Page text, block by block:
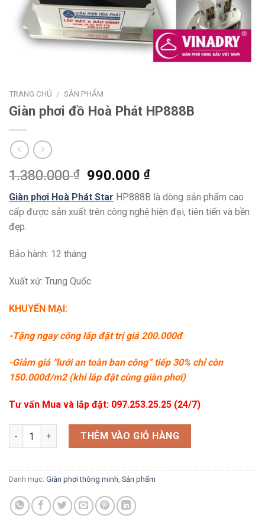
TRANG CHỦ / SẢN PHẨM
Giàn phơi đồ Hoà Phát HP888B
1.380.000₫ 990.000₫
Giàn phơi Hoà Phát Star HP888B là dòng sản phẩm cao
cấp được sản xuất trên công nghệ hiện đại, tiên tiến và bền
đẹp.
Bảo hành: 12 tháng
Xuất xứ: Trung Quốc
KHUYẾN MẠI:
-Tặng ngay công lắp đặt trị giá 200.000đ
-Giảm giá “lưới an toàn ban công” tiếp 30% chỉ còn
150.000đ/m2 (khi lắp đặt cùng giàn phơi)
Tư vấn Mua và lắp đặt: 097.253.25.25 (24/7)
Giàn phơi đồ Hoà Phát HP888B số lượng
THÊM VÀO GIỎ HÀNG
Danh mục: Giàn phơi thông minh Sản phẩm